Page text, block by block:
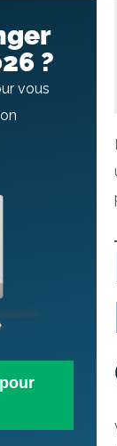
?
vous